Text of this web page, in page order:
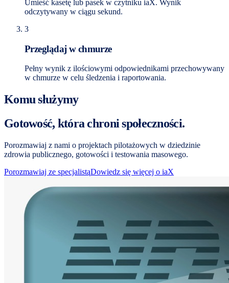
Umieść kasetę lub pasek w czytniku iaX. Wynik
odczytywany w ciągu sekund.
3
Przeglądaj w chmurze
Pełny wynik z ilościowymi odpowiednikami przechowywany
w chmurze w celu śledzenia i raportowania.
Komu służymy
Gotowość, która chroni społeczności.
Porozmawiaj z nami o projektach pilotażowych w dziedzinie
zdrowia publicznego, gotowości i testowania masowego.
Porozmawiaj ze specjalistąDowiedz się więcej o iaX